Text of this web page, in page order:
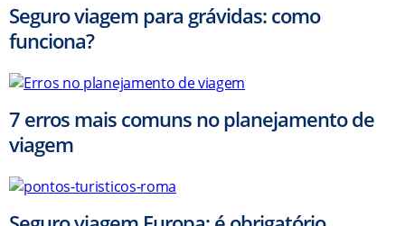
Seguro viagem para grávidas: como
funciona?
7 erros mais comuns no planejamento de
viagem